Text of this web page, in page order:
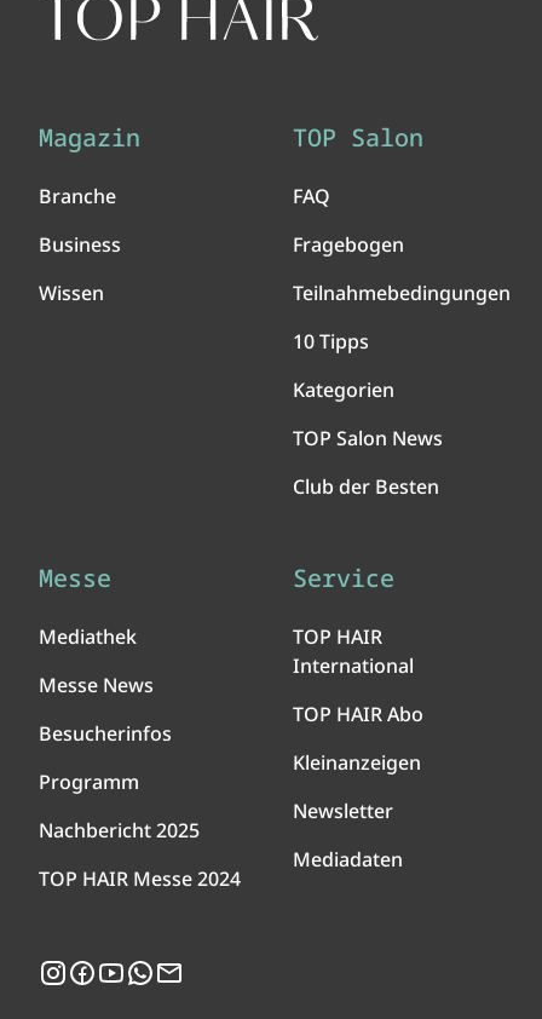
Magazin
Branche
Business
Wissen
TOP Salon
FAQ
Fragebogen
Teilnahmebedingungen
10 Tipps
Kategorien
TOP Salon News
Club der Besten
Messe
Mediathek
Messe News
Besucherinfos
Programm
Nachbericht 2025
TOP HAIR Messe 2024
Service
TOP HAIR
International
TOP HAIR Abo
Kleinanzeigen
Newsletter
Mediadaten
Instagram
Facebook
YouTubeWhatsApp